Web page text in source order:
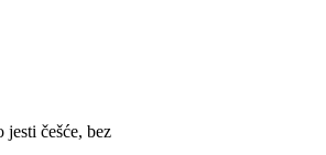
češće, bez